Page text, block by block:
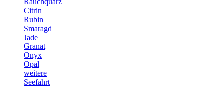
Rauchquarz
Citrin
Rubin
Smaragd
Jade
Granat
Onyx
Opal
weitere
Seefahrt